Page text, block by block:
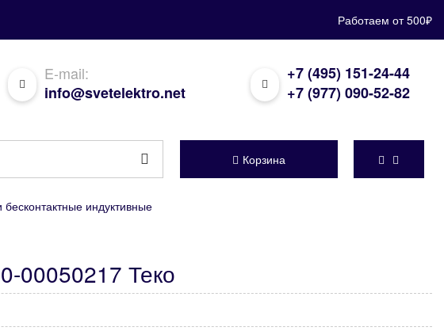
Работаем от 500₽
E-mail:
info@svetelektro.net
+7 (495) 151-24-44
+7 (977) 090-52-82
Корзина
бесконтактные индуктивные
00050217 Теко